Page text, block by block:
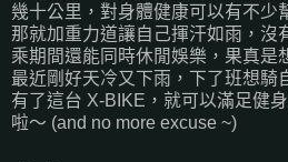
幾十公里，對身體健康可以有不少
那就加重力道讓自己揮汗如雨，沒
乘期間還能同時休閒娛樂，果真是
最近剛好天冷又下雨，下了班想騎
有了這台 X-BIKE，就可以滿足健
啦～ (and no more excuse ~)